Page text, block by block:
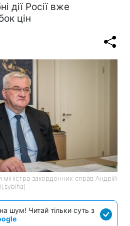
дії Росії вже
цін
закордонних справ Андрій
шум! Читай тільки суть з